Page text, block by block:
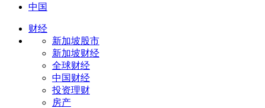
中国
财经
新加坡股市
新加坡财经
全球财经
中国财经
投资理财
房产